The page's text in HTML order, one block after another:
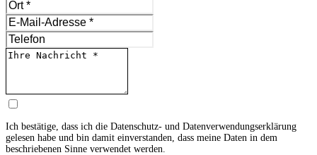
Ich bestätige, dass ich die Datenschutz- und Datenverwendungserklärung
gelesen habe und bin damit einverstanden, dass meine Daten in dem
beschriebenen Sinne verwendet werden.